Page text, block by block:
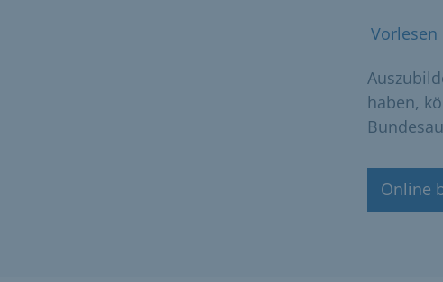
Vorlesen
haben,
Online